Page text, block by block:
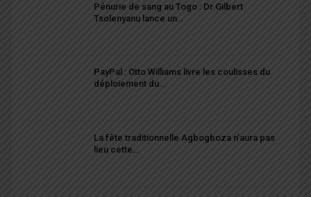
Pénurie de sang au Togo : Dr Gilbert
Tsolenyanu lance un…
PayPal : Otto Williams livre les coulisses du
déploiement du…
La fête traditionnelle Agbogboza n’aura pas
lieu cette…